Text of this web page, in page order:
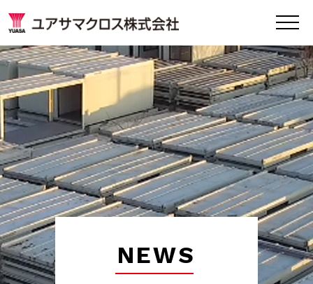
NEWS